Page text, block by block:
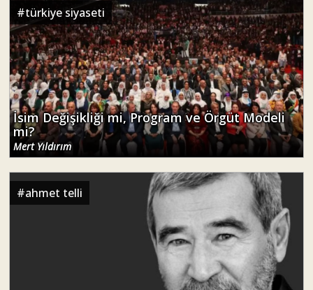
#türkiye siyaseti
İsim Değişikliği mi, Program ve Örgüt Modeli
mi?
Mert Yıldırım
#ahmet telli